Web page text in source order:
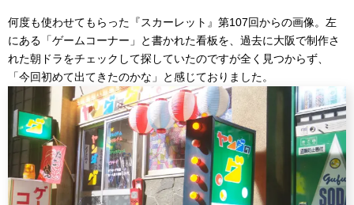
何度も使わせてもらった『スカーレット』第107回からの画像。左
にある「ゲームコーナー」と書かれた看板を、過去に大阪で制作さ
れた朝ドラをチェックして探していたのですが全く見つからず、
「今回初めて出てきたのかな」と感じておりました。